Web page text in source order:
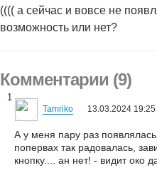
(((( а сейчас и вовсе не
возможность или нет?
Комментарии (9)
1
Tamriko 13.03.2024 19:25
А у меня пару раз
попервах так радовалась,
кнопку.... ан нет! - видит око